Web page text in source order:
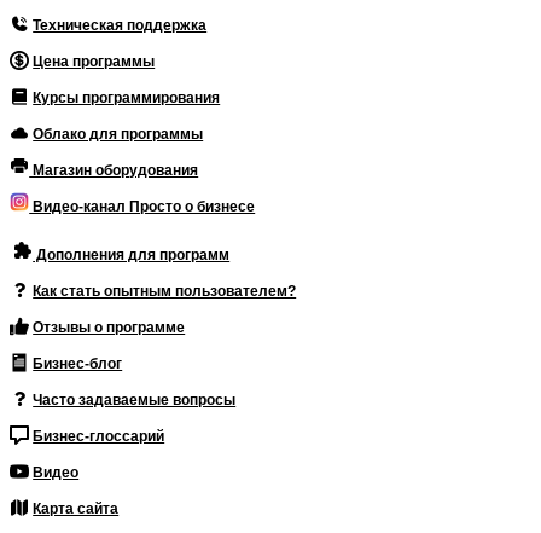
Техническая поддержка
Цена программы
Курсы программирования
Облако для программы
Магазин оборудования
Видео-канал Просто о бизнесе
Дополнения для программ
Как стать опытным пользователем?
Отзывы о программе
Бизнес-блог
Часто задаваемые вопросы
Бизнес-глоссарий
Видео
Карта сайта